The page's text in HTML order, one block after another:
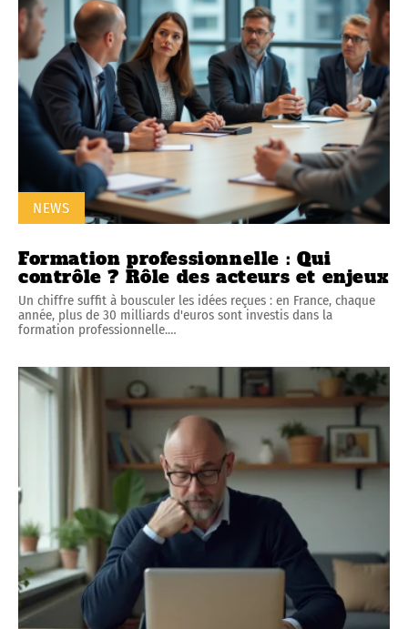
NEWS
Formation professionnelle : Qui
contrôle ? Rôle des acteurs et enjeux
Un chiffre suffit à bousculer les idées reçues : en France, chaque
année, plus de 30 milliards d'euros sont investis dans la
formation professionnelle.…